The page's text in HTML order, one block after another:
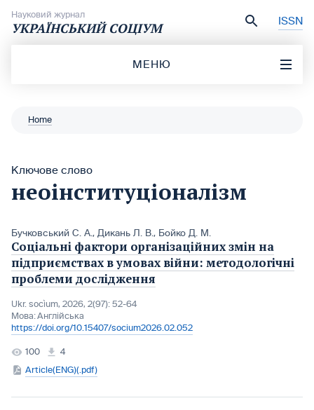
Науковий журнал
УКРАЇНСЬКИЙ СОЦІУМ ISSN
МЕНЮ
Home
Ключове слово
неоінституціоналізм
Бучковський С. А., Дикань Л. В., Бойко Д. М.
Соціальні фактори організаційних змін на
підприємствах в умовах війни: методологічні
проблеми дослідження
Ukr. socìum, 2026, 2(97): 52-64
Мова:Англійська
https://doi.org/10.15407/socium2026.02.052
100
4
Article(ENG)(.pdf)